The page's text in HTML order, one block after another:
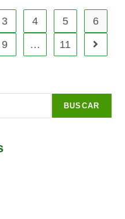
3 4 5
6
9 … 11
BUSCAR